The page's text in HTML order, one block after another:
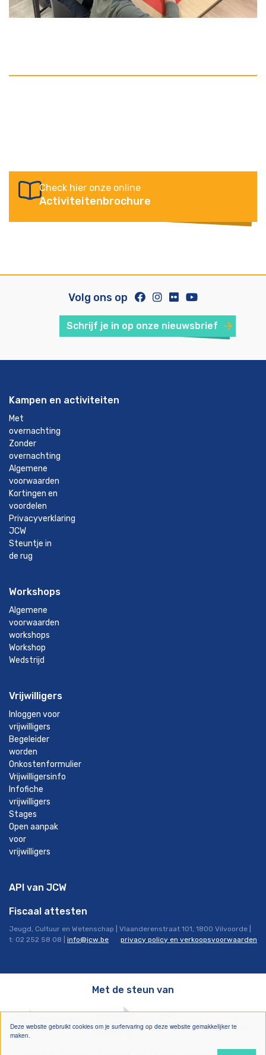
Deze website gebruikt cookies om je surfervaring op deze website gemakkelijker te
maken.
Check hier onze online
Activiteitenbrochure
Volg ons op
Schrijf je in op onze nieuwsbrief
Kampen en activiteiten
Met
overnachting
Zonder
overnachting
Algemene
voorwaarden
Kortingen en
voordelen
Privacyverklaring
JCW
Steuntje in
de rug
Workshops
Algemene
voorwaarden
workshops
Workshop
Wedstrijd
Vrijwilligers
Inloggen voor
vrijwilligers
Begeleider
worden
Onkostenformulier
Vrijwilligersinfo
Infofiche
vrijwilligers
Stages
Open aanpak
voor
vrijwilligers
API van JCW
Fiscaal attesten
Jeugd, Cultuur en Wetenschap | Vlaanderenstraat 101, 1800 Vilvoorde |
t: 02 252 58 08 | info@jcw.be privacy policy en verkoopsvoorwaarden
Met de steun van